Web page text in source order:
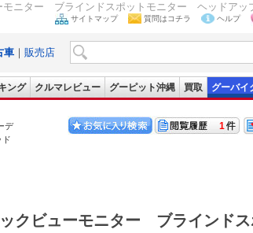
ニター ブラインドスポットモニター ヘッドアッ
サイトマップ 質問はコチラ ヘルプ
車 ｜ 販売店
ング クルマレビュー グーピット沖縄 買取 グーバイ
デ
1
クビューモニター ブラインドス